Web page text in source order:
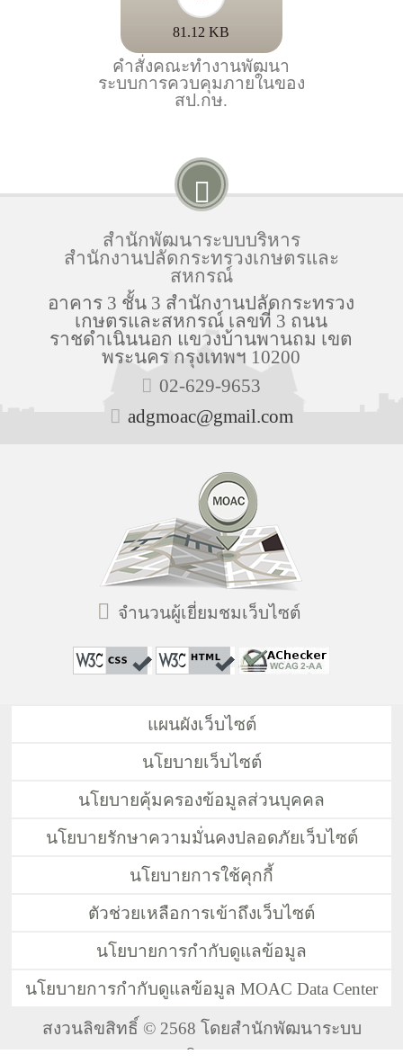
81.12 KB
คำสั่งคณะทำงานพัฒนา
ระบบการควบคุมภายในของ
สป.กษ.
สำนักพัฒนาระบบบริหาร
สำนักงานปลัดกระทรวงเกษตรและ
สหกรณ์
อาคาร 3 ชั้น 3 สำนักงานปลัดกระทรวง
เกษตรและสหกรณ์ เลขที่ 3 ถนน
ราชดำเนินนอก แขวงบ้านพานถม เขต
พระนคร กรุงเทพฯ 10200
02-629-9653
adgmoac@gmail.com
จำนวนผู้เยี่ยมชมเว็บไซต์
สงวนลิขสิทธิ์ © 2568 โดยสำนักพัฒนาระบบ
บริหาร
แผนผังเว็บไซต์
นโยบายเว็บไซต์
นโยบายคุ้มครองข้อมูลส่วนบุคคล
นโยบายรักษาความมั่นคงปลอดภัยเว็บไซต์
นโยบายการใช้คุกกี้
ตัวช่วยเหลือการเข้าถึงเว็บไซต์
นโยบายการกำกับดูแลข้อมูล
นโยบายการกำกับดูแลข้อมูล MOAC Data Center